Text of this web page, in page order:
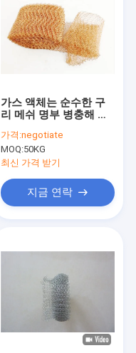
가스 액체는 순수한 구
리 메쉬 명부 병충해 방
미터를 떠주었습니다
가격:negotiate
MOQ:50KG
최신 가격 받기
지금 연락